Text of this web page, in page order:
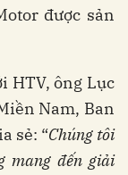
được sản
HTV, ông Lục
Nam, Ban
sẻ: “Chúng tôi
mang đến giải